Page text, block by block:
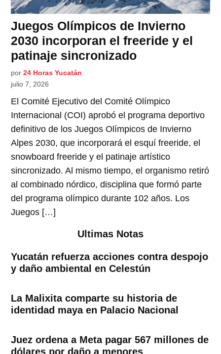
Juegos Olímpicos de Invierno
2030 incorporan el freeride y el
patinaje sincronizado
por 24 Horas Yucatán
julio 7, 2026
El Comité Ejecutivo del Comité Olímpico
Internacional (COI) aprobó el programa deportivo
definitivo de los Juegos Olímpicos de Invierno
Alpes 2030, que incorporará el esquí freeride, el
snowboard freeride y el patinaje artístico
sincronizado. Al mismo tiempo, el organismo retiró
al combinado nórdico, disciplina que formó parte
del programa olímpico durante 102 años. Los
Juegos […]
Ultimas Notas
Yucatán refuerza acciones contra despojo
y daño ambiental en Celestún
La Malixita comparte su historia de
identidad maya en Palacio Nacional
Juez ordena a Meta pagar 567 millones de
dólares por daño a menores